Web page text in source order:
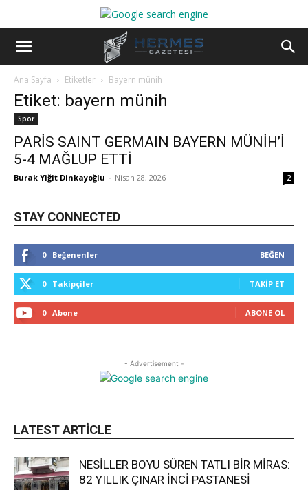
Ana Sayfa Etiketler Bayern münih
Etiket: bayern münih
Spor
PARİS SAINT GERMAIN BAYERN MÜNİH’İ
5-4 MAĞLUP ETTİ
Burak Yiğit Dinkayoğlu - Nisan 28, 2026 2
STAY CONNECTED
0 Beğenenler BEĞEN
0 Takipçiler TAKIP ET
0 Abone ABONE OL
- Advertisement -
LATEST ARTICLE
NESİLLER BOYU SÜREN TATLI BİR MİRAS:
82 YILLIK ÇINAR İNCİ PASTANESİ